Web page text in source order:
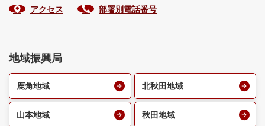
アクセス 部署別電話番号
地域振興局
鹿角地域 北秋田地域
山本地域 秋田地域